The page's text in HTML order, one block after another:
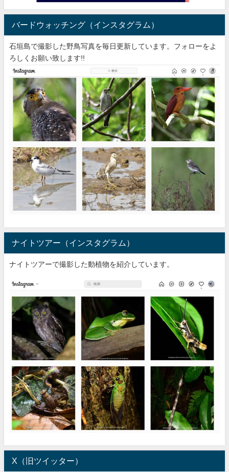
バードウォッチング（インスタグラム）
石垣島で撮影した野鳥写真を毎日更新しています。フォローをよ
ろしくお願い致します!!
ナイトツアー（インスタグラム）
ナイトツアーで撮影した動植物を紹介しています。
X（旧ツイッター）